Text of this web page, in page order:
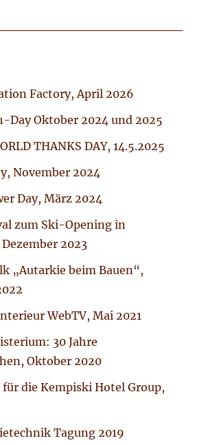
Factory, April 2026
Day Oktober 2024 und 2025
THANKS DAY, 14.5.2025
November 2024
Day, März 2024
zum Ski-Opening in
2023
„Autarkie beim Bauen“,
WebTV, Mai 2021
30 Jahre
Oktober 2020
für die Kempiski Hotel Group,
Tagung 2019